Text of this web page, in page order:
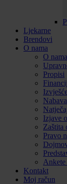
Ljekarne
Brendovi
O nama
O nama
Propisi
Izjave
Zaštita
Pravo
Kontakt
Moj račun